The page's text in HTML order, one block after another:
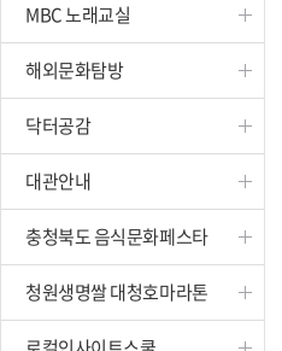
옥천
MBC 노래교실
해외문화탐방
닥터공감
대관안내
충청북도 음식문화페스타
청원생명쌀 대청호마라톤